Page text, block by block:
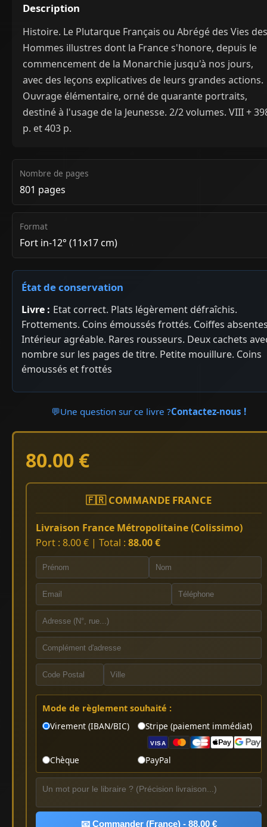
Description
Histoire. Le Plutarque Français ou Abrégé des Vies des
Hommes illustres dont la France s'honore, depuis le
commencement de la Monarchie jusqu'à nos jours,
avec des leçons explicatives de leurs grandes actions.
Ouvrage élémentaire, orné de quarante portraits,
destiné à l'usage de la Jeunesse. 2/2 volumes. VIII +
p. et 403 p.
Nombre de pages
801 pages
Format
Fort in-12° (11x17 cm)
État de conservation
Livre : Etat correct. Plats légèrement défraîchis.
Frottements. Coins émoussés frottés. Coiffes
Intérieur agréable. Rares rousseurs. Deux cachets
nombre sur les pages de titre. Petite mouillure. Coins
émoussés et frottés
💬Une question sur ce livre ?Contactez-nous !
80.00 €
🇫🇷 COMMANDE FRANCE
Livraison France Métropolitaine (Colissimo)
Port : 8.00 € | Total : 88.00 €
Mode de règlement souhaité :
Virement (IBAN/BIC)
Stripe (paiement immédiat)
VISA
Chèque PayPal
📧 Commander (France) - 88.00 €